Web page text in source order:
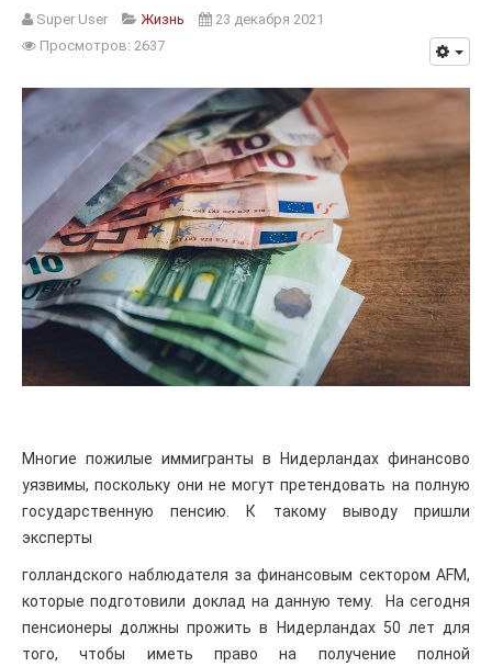
Super User Жизнь
23 декабря 2021
Просмотров: 2637
Многие пожилые иммигранты в Нидерландах финансово
уязвимы, поскольку они не могут претендовать на полную
государственную пенсию. К такому выводу пришли
эксперты
голландского наблюдателя за финансовым сектором AFM,
которые подготовили доклад на данную тему. На сегодня
пенсионеры должны прожить в Нидерландах 50 лет для
того, чтобы иметь право на получение полной